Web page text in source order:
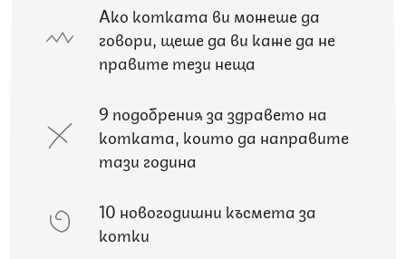
Ако котката ви можеше да
говори, щеше да ви каже да не
правите тези неща
9 подобрения за здравето на
котката, които да направите
тази година
10 новогодишни късмета за
котки